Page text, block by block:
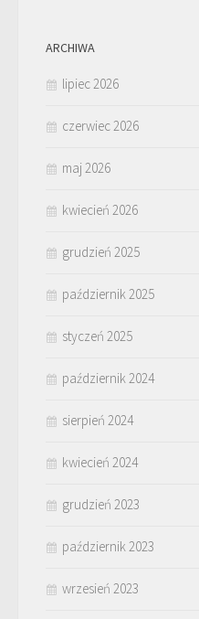
ARCHIWA
lipiec 2026
czerwiec 2026
maj 2026
kwiecień 2026
grudzień 2025
październik 2025
styczeń 2025
październik 2024
sierpień 2024
kwiecień 2024
grudzień 2023
październik 2023
wrzesień 2023